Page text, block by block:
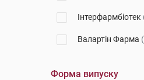
Інтерфармбіотек
Валартін Фарма
Форма випуску